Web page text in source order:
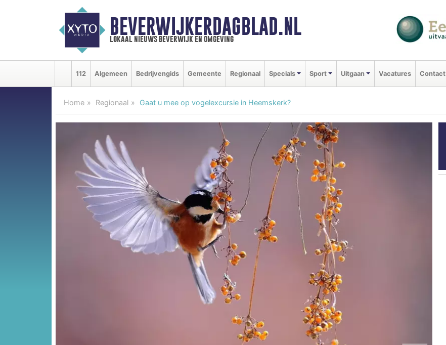
BEVERWIJKERDAGBLAD.NL
lokaal nieuws beverwijk en omgeving
112 Algemeen Bedrijvengids Gemeente Regionaal Specials Sport Uitgaan Vacatures Contact
Home Regionaal Gaat u mee op vogelexcursie in Heemskerk?